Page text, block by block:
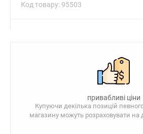
Код товару: 95503
привабливі ціни
Купуючи декілька позицій
магазину можуть розраховувати на